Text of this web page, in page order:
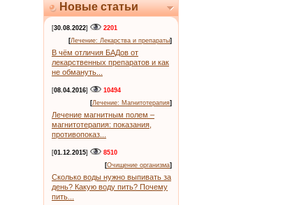
Новые статьи
[30.08.2022]
2201
[Лечение: Лекарства и препараты]
В чём отличия БАДов от
лекарственных препаратов и как
не обмануть...
[08.04.2016]
10494
[Лечение: Магнитотерапия]
Лечение магнитным полем –
магнитотерапия: показания,
противопоказ...
[01.12.2015]
8510
[Очищение организма]
Сколько воды нужно выпивать за
день? Какую воду пить? Почему
пить...